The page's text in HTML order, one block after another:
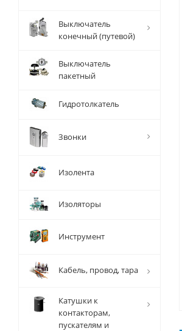
Выключатель
конечный (путевой)
Выключатель
пакетный
Гидротолкатель
Звонки
Изолента
Изоляторы
Инструмент
Кабель, провод, тара
Катушки к
контакторам,
пускателям и